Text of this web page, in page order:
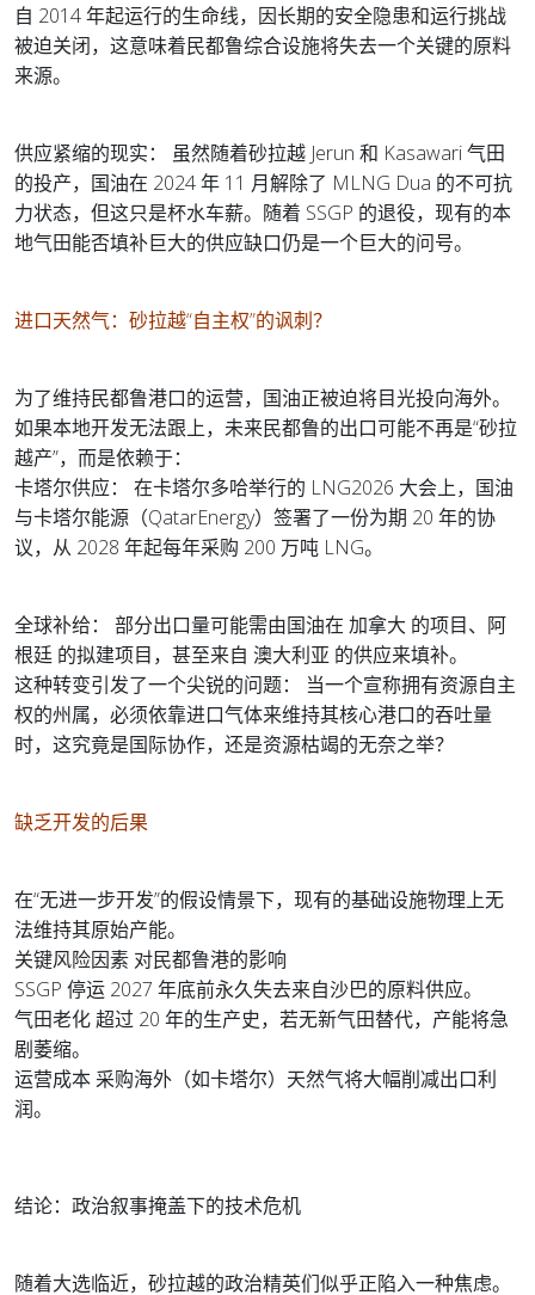
自 2014 年起运行的生命线，因长期的安全隐患和运行挑战
被迫关闭，这意味着民都鲁综合设施将失去一个关键的原料
来源。
供应紧缩的现实： 虽然随着砂拉越 Jerun 和 Kasawari 气田
的投产，国油在 2024 年 11 月解除了 MLNG Dua 的不可抗
力状态，但这只是杯水车薪。随着 SSGP 的退役，现有的本
地气田能否填补巨大的供应缺口仍是一个巨大的问号。
进口天然气：砂拉越“自主权”的讽刺？
为了维持民都鲁港口的运营，国油正被迫将目光投向海外。
如果本地开发无法跟上，未来民都鲁的出口可能不再是“砂拉
越产”，而是依赖于：
卡塔尔供应： 在卡塔尔多哈举行的 LNG2026 大会上，国油
与卡塔尔能源（QatarEnergy）签署了一份为期 20 年的协
议，从 2028 年起每年采购 200 万吨 LNG。
全球补给： 部分出口量可能需由国油在 加拿大 的项目、阿
根廷 的拟建项目，甚至来自 澳大利亚 的供应来填补。
这种转变引发了一个尖锐的问题： 当一个宣称拥有资源自主
权的州属，必须依靠进口气体来维持其核心港口的吞吐量
时，这究竟是国际协作，还是资源枯竭的无奈之举？
缺乏开发的后果
在“无进一步开发”的假设情景下，现有的基础设施物理上无
法维持其原始产能。
关键风险因素 对民都鲁港的影响
SSGP 停运 2027 年底前永久失去来自沙巴的原料供应。
气田老化 超过 20 年的生产史，若无新气田替代，产能将急
剧萎缩。
运营成本 采购海外（如卡塔尔）天然气将大幅削减出口利
润。
结论：政治叙事掩盖下的技术危机
随着大选临近，砂拉越的政治精英们似乎正陷入一种焦虑。